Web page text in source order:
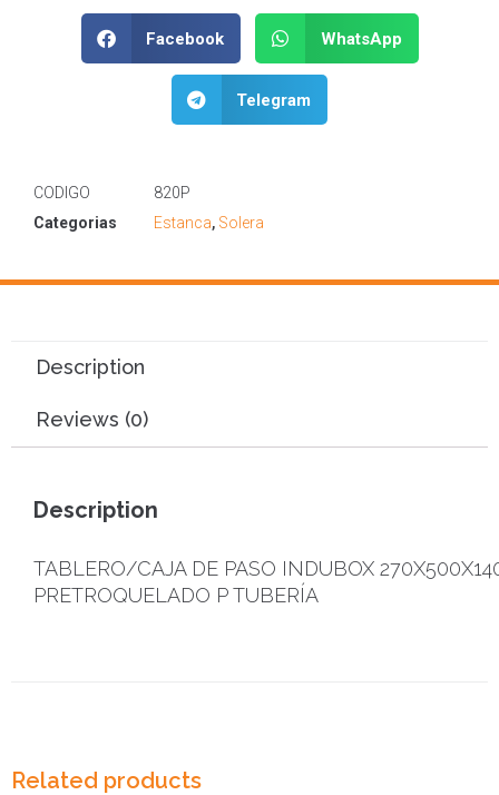
Facebook WhatsApp
Telegram
CODIGO
820P
Categorias
Estanca, Solera
Description
Reviews (0)
Description
TABLERO/CAJA DE PASO INDUBOX
PRETROQUELADO P TUBERÍA
Related products